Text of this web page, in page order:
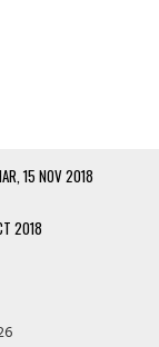
15 NOV 2018
2018